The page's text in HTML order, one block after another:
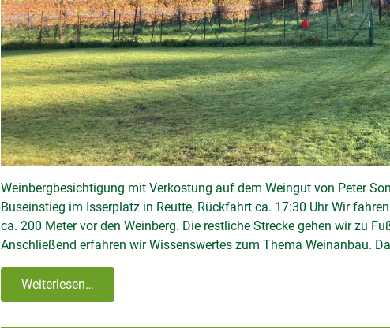
Weinbergbesichtigung mit Verkostung auf dem Weingut von Peter
Buseinstieg im Isserplatz in Reutte, Rückfahrt ca. 17:30 Uhr Wir
ca. 200 Meter vor den Weinberg. Die restliche Strecke gehen wir zu
Anschließend erfahren wir Wissenswertes zum Thema Weinanbau.
Weiterlesen…